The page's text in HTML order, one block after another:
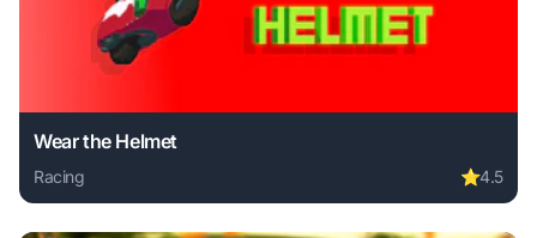
Wear the Helmet
Racing ⭐4.5
Play Wear the Helmet online free. racing game, no